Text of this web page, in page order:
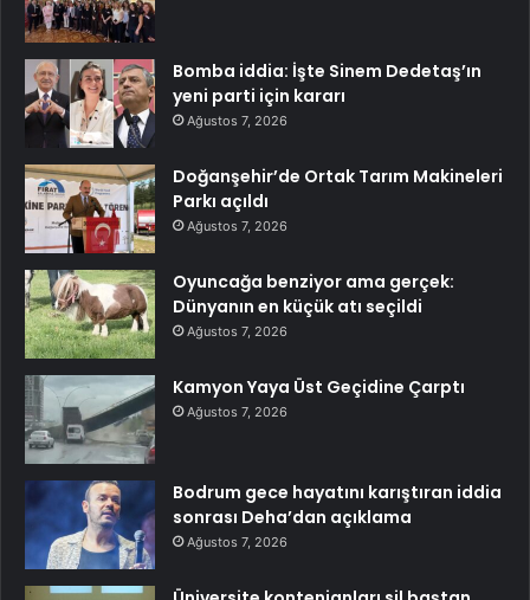
Bomba iddia: İşte Sinem Dedetaş’ın
yeni parti için kararı
Ağustos 7, 2026
Doğanşehir’de Ortak Tarım Makineleri
Parkı açıldı
Ağustos 7, 2026
Oyuncağa benziyor ama gerçek:
Dünyanın en küçük atı seçildi
Ağustos 7, 2026
Kamyon Yaya Üst Geçidine Çarptı
Ağustos 7, 2026
Bodrum gece hayatını karıştıran iddia
sonrası Deha’dan açıklama
Ağustos 7, 2026